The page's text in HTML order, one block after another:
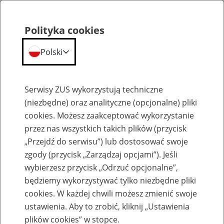
Emerytury
Baza zlikwidowanych lub
przekształconych zakładów pracy
Polityka cookies
Polski
Serwisy ZUS wykorzystują techniczne
(niezbędne) oraz analityczne (opcjonalne) pliki
cookies. Możesz zaakceptować wykorzystanie
przez nas wszystkich takich plików (przycisk
„Przejdź do serwisu”) lub dostosować swoje
zgody (przycisk „Zarządzaj opcjami”). Jeśli
wybierzesz przycisk „Odrzuć opcjonalne”,
będziemy wykorzystywać tylko niezbędne pliki
cookies. W każdej chwili możesz zmienić swoje
ustawienia. Aby to zrobić, kliknij „Ustawienia
plików cookies” w stopce.